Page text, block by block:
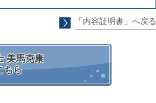
「内容証明書」へ戻る
美馬克康
ちら